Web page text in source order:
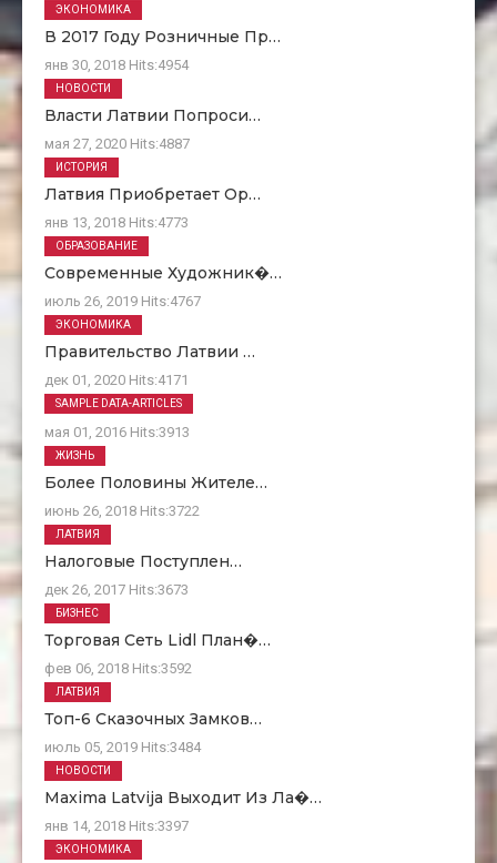
В 2017 Году Розничные Пр…
янв 30, 2018 Hits:4954
ЭКОНОМИКА
Власти Латвии Попроси…
мая 27, 2020 Hits:4887
НОВОСТИ
Латвия Приобретает Ор…
янв 13, 2018 Hits:4773
ИСТОРИЯ
Современные Художник�…
июль 26, 2019 Hits:4767
ОБРАЗОВАНИЕ
Правительство Латвии …
дек 01, 2020 Hits:4171
ЭКОНОМИКА
О Нас
мая 01, 2016 Hits:3913
SAMPLE DATA-ARTICLES
Более Половины Жителе…
июнь 26, 2018 Hits:3722
ЖИЗНЬ
Налоговые Поступлен…
дек 26, 2017 Hits:3673
ЛАТВИЯ
Торговая Сеть Lidl План�…
фев 06, 2018 Hits:3592
БИЗНЕС
Топ-6 Сказочных Замков…
июль 05, 2019 Hits:3484
ЛАТВИЯ
Maxima Latvija Выходит Из Ла�…
янв 14, 2018 Hits:3397
НОВОСТИ
ЭКОНОМИКА